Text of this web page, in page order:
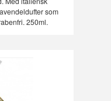
som
250ml.